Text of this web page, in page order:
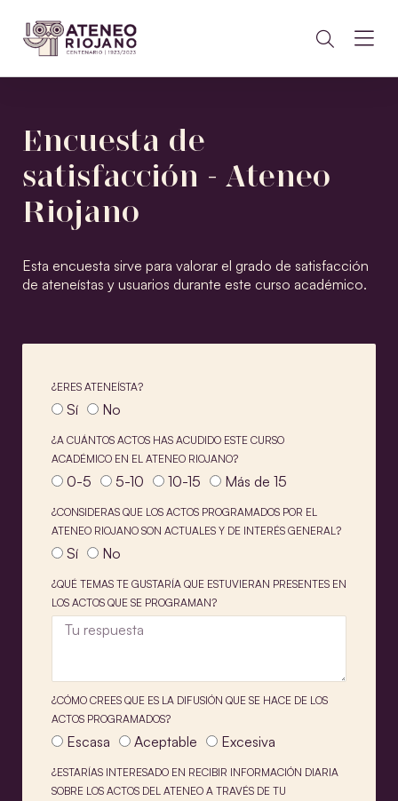
Encuesta de
satisfacción - Ateneo
Riojano
Esta encuesta sirve para valorar el grado de satisfacción
de ateneístas y usuarios durante este curso académico.
¿ERES ATENEÍSTA?
Sí No
¿A CUÁNTOS ACTOS HAS ACUDIDO ESTE CURSO
ACADÉMICO EN EL ATENEO RIOJANO?
0-5 5-10 10-15 Más de 15
¿CONSIDERAS QUE LOS ACTOS PROGRAMADOS POR EL
ATENEO RIOJANO SON ACTUALES Y DE INTERÉS GENERAL?
Sí No
¿QUÉ TEMAS TE GUSTARÍA QUE ESTUVIERAN PRESENTES EN
LOS ACTOS QUE SE PROGRAMAN?
¿CÓMO CREES QUE ES LA DIFUSIÓN QUE SE HACE DE LOS
ACTOS PROGRAMADOS?
Escasa Aceptable Excesiva
¿ESTARÍAS INTERESADO EN RECIBIR INFORMACIÓN DIARIA
SOBRE LOS ACTOS DEL ATENEO A TRAVÉS DE TU